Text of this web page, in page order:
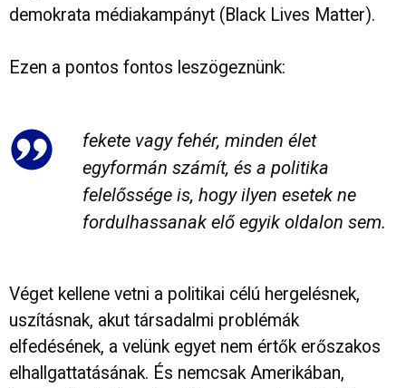
demokrata médiakampányt (Black Lives Matter).
Ezen a pontos fontos leszögeznünk:
fekete vagy fehér, minden élet
egyformán számít, és a politika
felelőssége is, hogy ilyen esetek ne
fordulhassanak elő egyik oldalon sem.
Véget kellene vetni a politikai célú hergelésnek,
uszításnak, akut társadalmi problémák
elfedésének, a velünk egyet nem értők erőszakos
elhallgattatásának. És nemcsak Amerikában,